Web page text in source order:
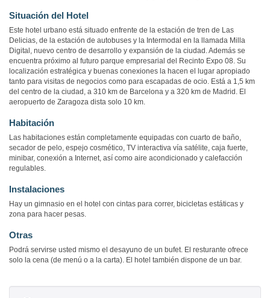
Situación del Hotel
Este hotel urbano está situado enfrente de la estación de tren de Las
Delicias, de la estación de autobuses y la Intermodal en la llamada Milla
Digital, nuevo centro de desarrollo y expansión de la ciudad. Además se
encuentra próximo al futuro parque empresarial del Recinto Expo 08. Su
localización estratégica y buenas conexiones la hacen el lugar apropiado
tanto para visitas de negocios como para escapadas de ocio. Está a 1,5 km
del centro de la ciudad, a 310 km de Barcelona y a 320 km de Madrid. El
aeropuerto de Zaragoza dista solo 10 km.
Habitación
Las habitaciones están completamente equipadas con cuarto de baño,
secador de pelo, espejo cosmético, TV interactiva vía satélite, caja fuerte,
minibar, conexión a Internet, así como aire acondicionado y calefacción
regulables.
Instalaciones
Hay un gimnasio en el hotel con cintas para correr, bicicletas estáticas y
zona para hacer pesas.
Otras
Podrá servirse usted mismo el desayuno de un bufet. El resturante ofrece
solo la cena (de menú o a la carta). El hotel también dispone de un bar.